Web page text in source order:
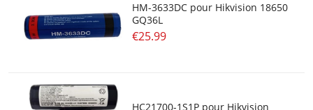
HM-3633DC pour Hikvision 18650
GQ36L
€25.99
HC21700-1S1P pour Hikvision